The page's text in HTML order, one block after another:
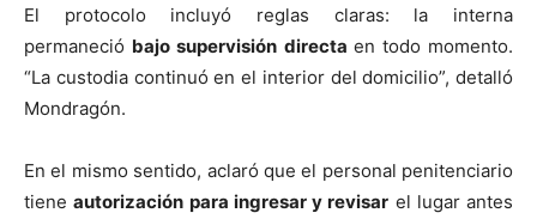
El protocolo incluyó reglas claras: la interna
permaneció bajo supervisión directa en todo momento.
“La custodia continuó en el interior del domicilio”, detalló
Mondragón.
En el mismo sentido, aclaró que el personal penitenciario
tieneautorización para ingresar y revisar el lugar antes